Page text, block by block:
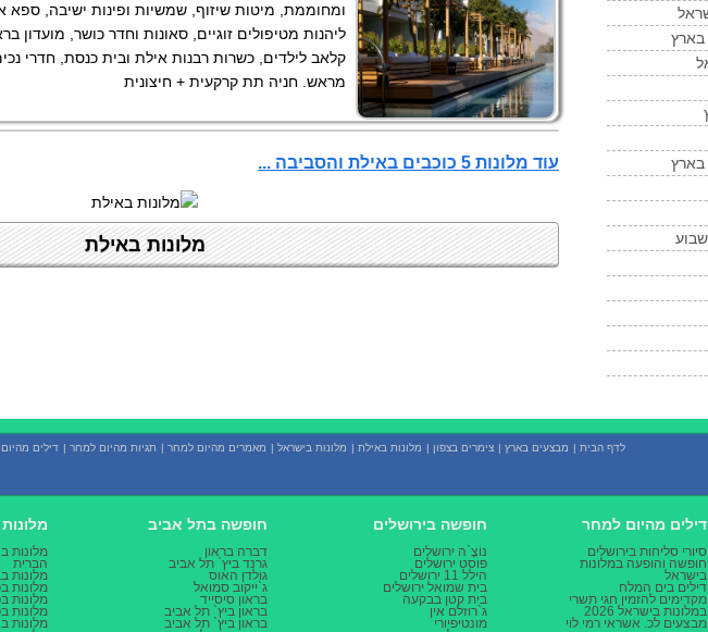
ומחוממת, מיטות שיזוף, שמשיות ופינות ישיבה, ספא
ליהנות מטיפולים זוגיים, סאונות וחדר כושר, מועדון
קלאב לילדים, כשרות רבנות אילת ובית כנסת, חדרי
מראש. חניה תת קרקעית + חיצונית
עוד מלונות 5 כוכבים באילת והסביבה ...
מלונות באילת
לדף הבית | מבצעים בארץ | צימרים בצפון | מלונות באילת | מלונות בישראל | מאמרים מהיום למחר | תגיות מהיום למחר | דילים
דילים מהיום למחר
סיורי סליחות בירושלים
חופשה והופעה במלונות
בישראל
דילים בים המלח
מקדימים להזמין חגי תשרי
במלונות בישראל 2026
מבצעים לכ. אשראי רמי לוי
חופשה בירושלים
נוֹצֶ`ה ירושלים
פוסט ירושלים
הילל 11 ירושלים
בית שמואל ירושלים
בית קטן בבקעה
ג`רוזלם אין
מונטיפיורי
חופשה בתל אביב
דברה בראון
גרנד ביץ` תל אביב
גולדן האוס
ג`ייקוב סמואל
בראון סיסייד
בראון ביץ` תל אביב
בראון ביץ` תל אביב
מלונות
הברית
מלונות
מלונות
מלונות
מלונות
מלונות